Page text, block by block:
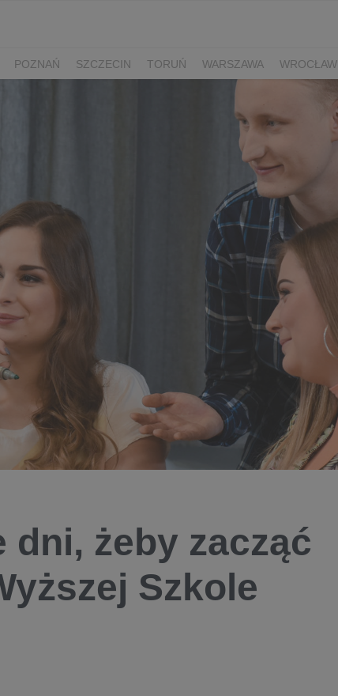
POZNAŃ SZCZECIN TORUŃ WARSZAWA
WROCŁAW
dni, żeby zacząć
Szkole